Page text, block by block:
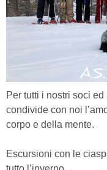
Per tutti i nostri soci
condivide con noi
corpo e della mente.
Escursioni con le